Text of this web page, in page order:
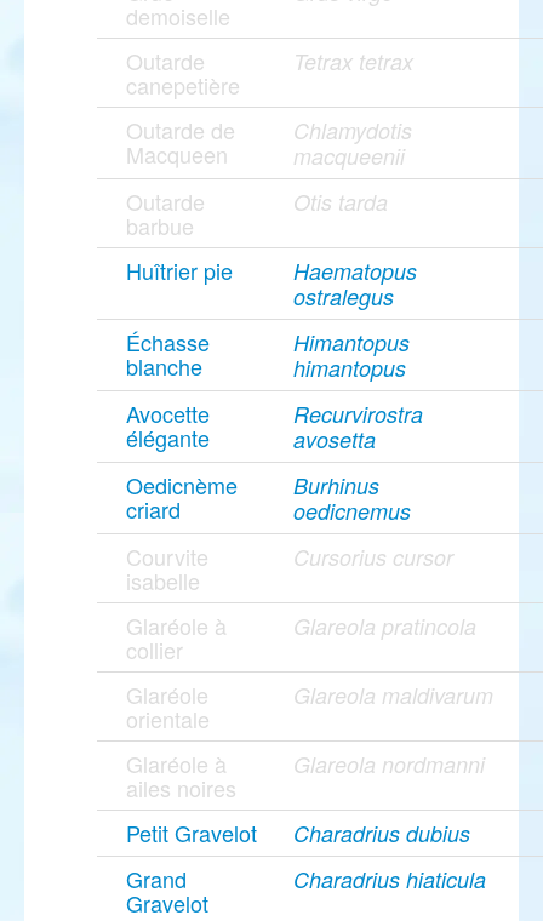
demoiselle
Outarde
canepetière
Tetrax tetrax
Outarde de
Macqueen
Chlamydotis
macqueenii
Outarde
barbue
Otis tarda
Huîtrier pie
Haematopus
ostralegus
Échasse
blanche
Himantopus
himantopus
Avocette
élégante
Recurvirostra
avosetta
Oedicnème
criard
Burhinus
oedicnemus
Courvite
isabelle
Cursorius cursor
Glaréole à
collier
Glareola pratincola
Glaréole
orientale
Glareola maldivarum
Glaréole à
ailes noires
Glareola nordmanni
Petit Gravelot Charadrius dubius
Grand
Gravelot
Charadrius hiaticula